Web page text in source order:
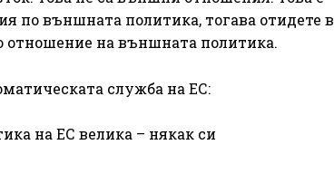
по външната политика, тогава отидете в
отношение на външната политика.
служба на ЕС:
на ЕС велика – някак си